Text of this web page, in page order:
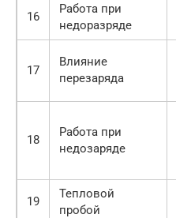
16
Работа при
недоразряде
17
Влияние
перезаряда
18
Работа при
недозаряде
19
Тепловой
пробой